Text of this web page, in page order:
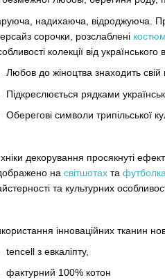
надихаюча, відроджуюча.
сорочки, розслаблені
колекції від українського
Любов до жіноцтва знаходить
Підкреслюється рядками
Оберегові символи трипільської
декорування просякнуті
на світшотах та
та культурних
інноваційних тканин
tencell з евкаліпту,
фактурний 100% котон